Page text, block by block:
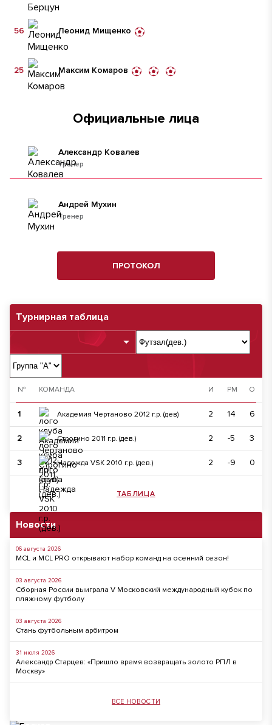
Турнирная таблица
№ КОМАНДА И РМ О
1 Академия Чертаново 2012 г.р. (дев) 2 14 6
2 Строгино 2011 г.р. (дев.) 2 -5 3
3 Надежда VSK 2010 г.р. (дев.) 2 -9 0
ТАБЛИЦА
Новости
06 августа 2026
MCL и MCL PRO открывают набор команд на осенний сезон!
03 августа 2026
Сборная России выиграла V Московский международный кубок по
пляжному футболу
03 августа 2026
Стань футбольным арбитром
31 июля 2026
Александр Старцев: «Пришло время возвращать золото РПЛ в
Москву»
ВСЕ НОВОСТИ
Леонид Мищенко
56
Максим Комаров
25
Официальные лица
тренер
Александр Ковалев
Тренер
Андрей Мухин
ПРОТОКОЛ